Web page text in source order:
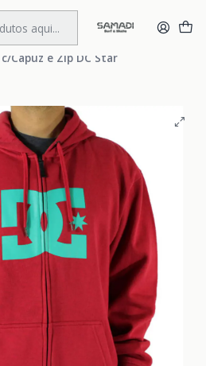
Portugal e Espanha
Sweat Hood Zip
Capuz e Zip DC Star